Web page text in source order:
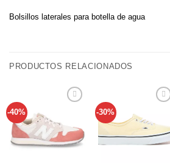
Bolsillos laterales para botella de agua
PRODUCTOS RELACIONADOS
-40%
lista de
deseos
-30%
lista de
deseos